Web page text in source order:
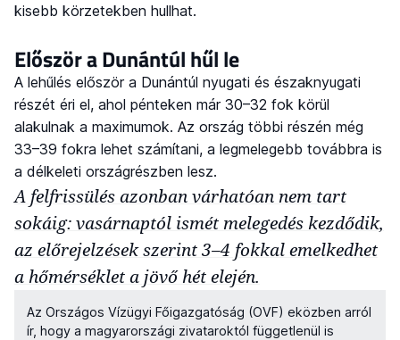
kisebb körzetekben hullhat.
Először a Dunántúl hűl le
A lehűlés először a Dunántúl nyugati és északnyugati
részét éri el, ahol pénteken már 30–32 fok körül
alakulnak a maximumok. Az ország többi részén még
33–39 fokra lehet számítani, a legmelegebb továbbra is
a délkeleti országrészben lesz.
A felfrissülés azonban várhatóan nem tart
sokáig: vasárnaptól ismét melegedés kezdődik,
az előrejelzések szerint 3–4 fokkal emelkedhet
a hőmérséklet a jövő hét elején.
Az Országos Vízügyi Főigazgatóság (OVF) eközben arról
ír, hogy a magyarországi zivataroktól függetlenül is